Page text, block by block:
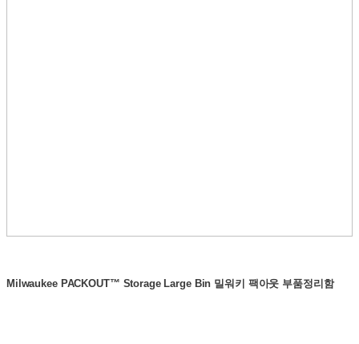
Milwaukee PACKOUT™ Storage Large Bin 밀워키 팩아웃 부품정리함